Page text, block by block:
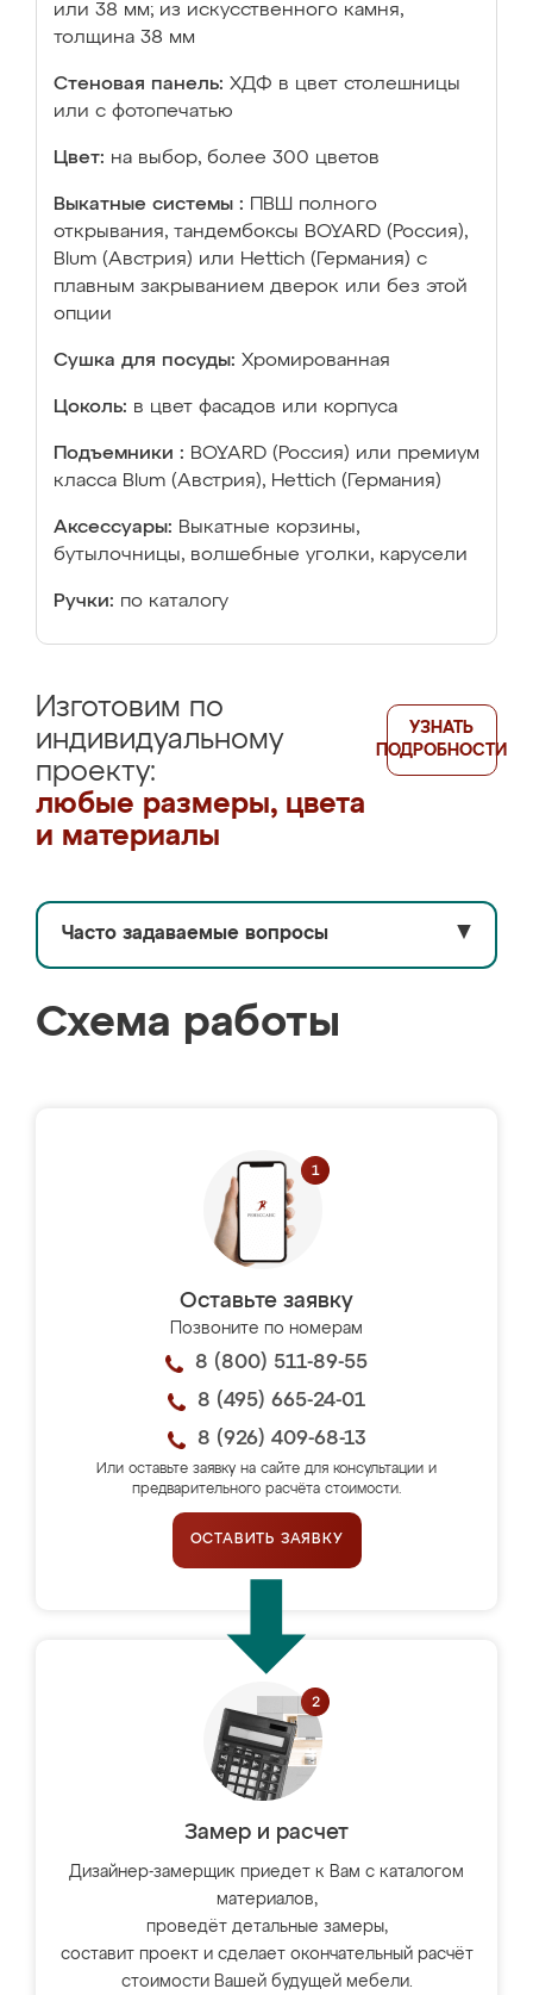
или 38 мм; из искусственного камня,
толщина 38 мм
Стеновая панель: ХДФ в цвет столешницы
или с фотопечатью
Цвет: на выбор, более 300 цветов
Выкатные системы :
ПВШ полного
открывания, тандембоксы BOYARD (Россия),
Blum (Австрия) или Hettich (Германия) с
плавным закрыванием дверок или без этой
опции
Сушка для посуды: Хромированная
Цоколь: в цвет фасадов или корпуса
Подъемники : BOYARD (Россия) или премиум
класса Blum (Австрия), Hettich (Германия)
Аксессуары: Выкатные корзины,
бутылочницы, волшебные уголки, карусели
Ручки: по каталогу
Изготовим по
индивидуальному
проекту:
любые размеры, цвета
и материалы
УЗНАТЬ
ПОДРОБНОСТИ
Часто задаваемые вопросы ▼
Схема работы
Оставьте заявку
Позвоните по номерам
8 (800) 511-89-55
8 (495) 665-24-01
8 (926) 409-68-13
Или оставьте заявку на сайте для консультации и
предварительного расчёта стоимости.
ОСТАВИТЬ ЗАЯВКУ
Замер и расчет
Дизайнер-замерщик приедет к Вам с каталогом
материалов,
проведёт детальные замеры,
составит проект и сделает окончательный расчёт
стоимости Вашей будущей мебели.